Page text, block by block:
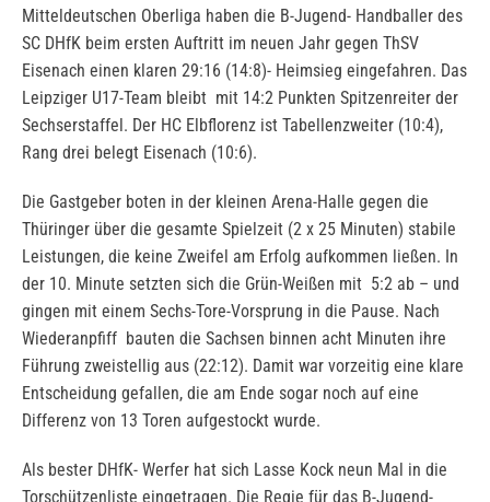
Mitteldeutschen Oberliga haben die B-Jugend- Handballer des
SC DHfK beim ersten Auftritt im neuen Jahr gegen ThSV
Eisenach einen klaren 29:16 (14:8)- Heimsieg eingefahren. Das
Leipziger U17-Team bleibt mit 14:2 Punkten Spitzenreiter der
Sechserstaffel. Der HC Elbflorenz ist Tabellenzweiter (10:4),
Rang drei belegt Eisenach (10:6).
Die Gastgeber boten in der kleinen Arena-Halle gegen die
Thüringer über die gesamte Spielzeit (2 x 25 Minuten) stabile
Leistungen, die keine Zweifel am Erfolg aufkommen ließen. In
der 10. Minute setzten sich die Grün-Weißen mit 5:2 ab – und
gingen mit einem Sechs-Tore-Vorsprung in die Pause. Nach
Wiederanpfiff bauten die Sachsen binnen acht Minuten ihre
Führung zweistellig aus (22:12). Damit war vorzeitig eine klare
Entscheidung gefallen, die am Ende sogar noch auf eine
Differenz von 13 Toren aufgestockt wurde.
Als bester DHfK- Werfer hat sich Lasse Kock neun Mal in die
Torschützenliste eingetragen. Die Regie für das B-Jugend-